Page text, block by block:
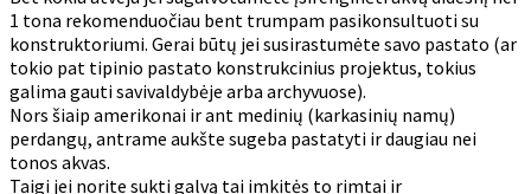
1 tona rekomenduočiau bent trumpam pasikonsultuoti su
konstruktoriumi. Gerai būtų jei susirastumėte savo pastato (ar
tokio pat tipinio pastato konstrukcinius projektus, tokius
galima gauti savivaldybėje arba archyvuose).
Nors šiaip amerikonai ir ant medinių (karkasinių namų)
perdangų, antrame aukšte sugeba pastatyti ir daugiau nei
tonos akvas.
Taigi jei norite sukti galvą tai imkitės to rimtai ir